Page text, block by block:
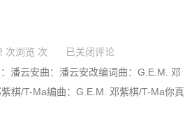
次浏览 次 已关闭评论
潘云安曲：潘云安改编词曲：G.E.M. 邓
棋/T-Ma编曲：G.E.M. 邓紫棋/T-Ma你真